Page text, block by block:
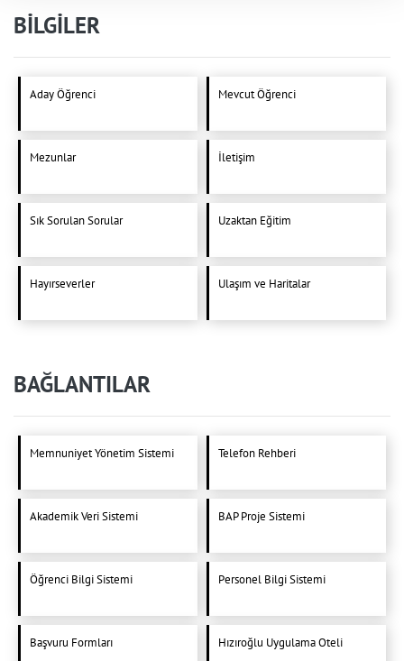
BİLGİLER
Aday Öğrenci Mevcut Öğrenci
Mezunlar İletişim
Sık Sorulan Sorular Uzaktan Eğitim
Hayırseverler Ulaşım ve Haritalar
BAĞLANTILAR
Memnuniyet Yönetim Sistemi Telefon Rehberi
Akademik Veri Sistemi BAP Proje Sistemi
Öğrenci Bilgi Sistemi Personel Bilgi Sistemi
Başvuru Formları Hızıroğlu Uygulama Oteli